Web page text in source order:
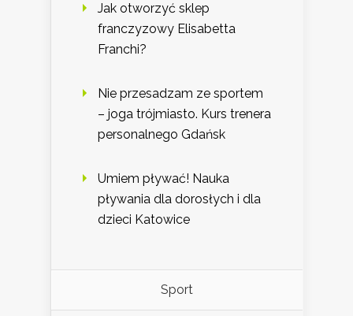
Jak otworzyć sklep
franczyzowy Elisabetta
Franchi?
Nie przesadzam ze sportem
– joga trójmiasto. Kurs trenera
personalnego Gdańsk
Umiem pływać! Nauka
pływania dla dorosłych i dla
dzieci Katowice
Sport